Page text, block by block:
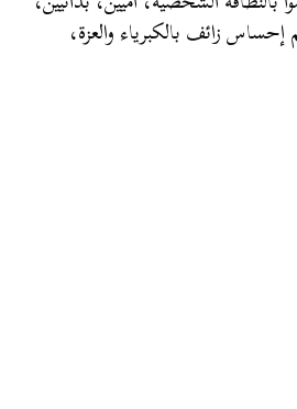
إحساس زائف بالكبرياء والعزة،